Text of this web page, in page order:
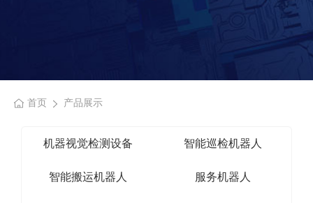
首页 产品展示
机器视觉检测设备 智能巡检机器人
智能搬运机器人 服务机器人